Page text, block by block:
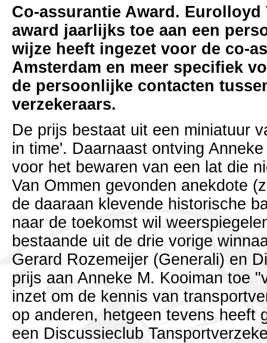
Co-assurantie Award. Eurolloyd
award jaarlijks toe aan een
wijze heeft ingezet voor de co-
Amsterdam en meer specifiek
de persoonlijke contacten
verzekeraars.
De prijs bestaat uit een miniatuur
in time'. Daarnaast ontving
voor het bewaren van een lat die
Van Ommen gevonden anekdote
de daaraan klevende historische
naar de toekomst wil
bestaande uit de drie vorige
Gerard Rozemeijer (Generali) en
prijs aan Anneke M. Kooiman toe
inzet om de kennis van
op anderen, hetgeen tevens heeft
een Discussieclub